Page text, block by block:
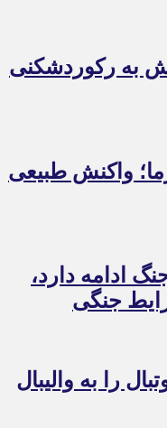
به رکوردشکنی
واکنش طبیعی
ادامه دارد،
جنگی
را به والیبال